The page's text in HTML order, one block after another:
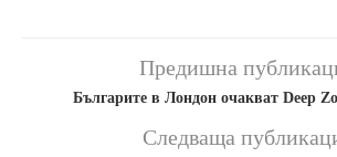
Предишна
Българите в Лондон очакват Deep
Следваща